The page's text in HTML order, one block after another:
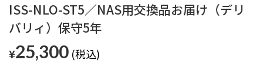
ISS-NLO-ST5／NAS用交換品お届け（デリ
バリィ）保守5年
¥25,300